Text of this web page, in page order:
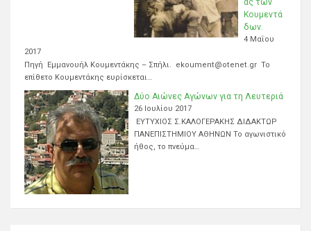
Κουμεντά
δων.
4 Μαΐου
2017
Πηγή Εμμανουήλ Κουμεντάκης – Σπήλι. ekoument@otenet.gr Το
επίθετο Κουμεντάκης ευρίσκεται…
Δύο Αιώνες Αγώνων για τη Λευτεριά
26 Ιουλίου 2017
ΕΥΤΥΧΙΟΣ Σ.ΚΑΛΟΓΕΡΑΚΗΣ ΔΙΔΑΚΤΩΡ
ΠΑΝΕΠΙΣΤΗΜΙΟΥ ΑΘΗΝΩΝ Το αγωνιστικό
ήθος, το πνεύμα…